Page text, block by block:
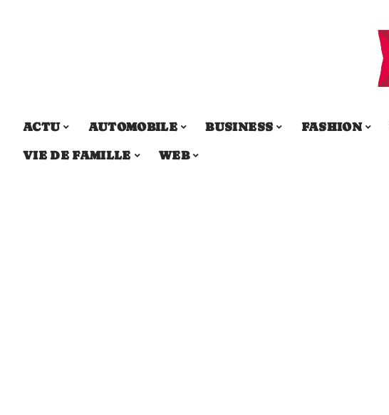
ACTU AUTOMOBILE BUSINESS FASHION
VIE DE FAMILLE
WEB